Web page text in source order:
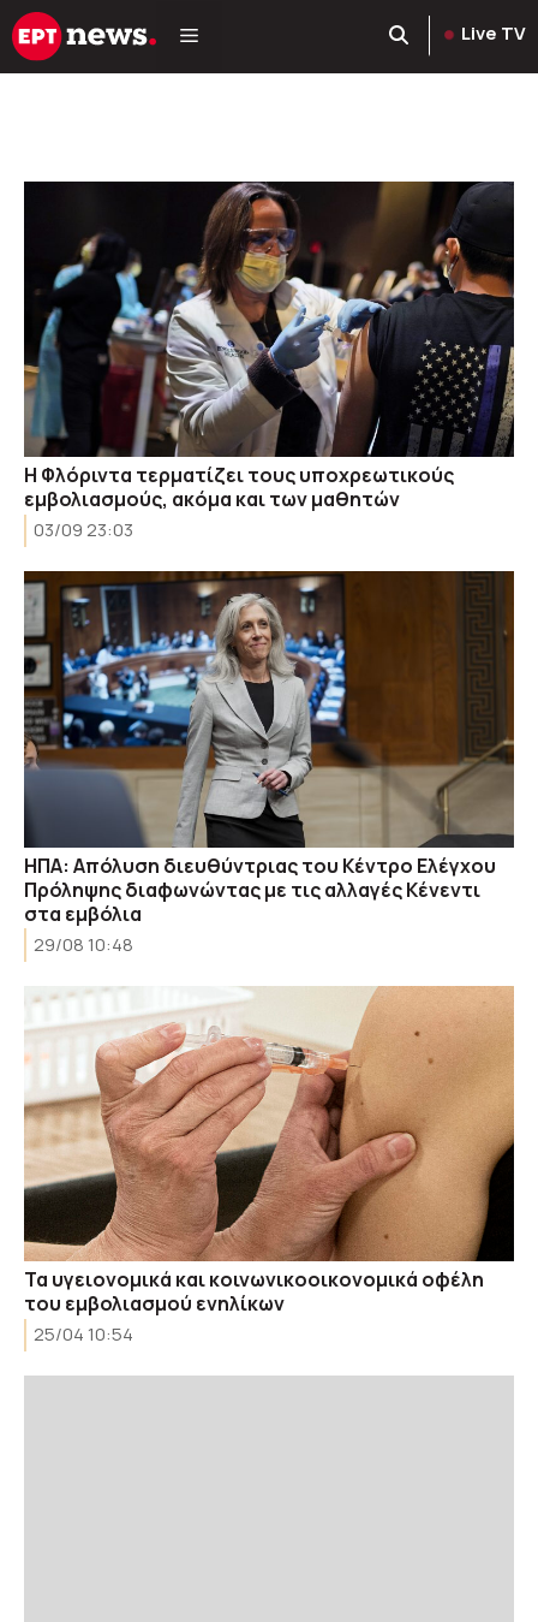
Μετάβαση
σε
Live TV
Η Φλόριντα τερματίζει τους υποχρεωτικούς
εμβολιασμούς, ακόμα και των μαθητών
03/09 23:03
ΗΠΑ: Απόλυση διευθύντριας του Κέντρο Ελέγχου
Πρόληψης διαφωνώντας με τις αλλαγές Κένεντι
στα εμβόλια
29/08 10:48
Τα υγειονομικά και κοινωνικοοικονομικά οφέλη
του εμβολιασμού ενηλίκων
25/04 10:54